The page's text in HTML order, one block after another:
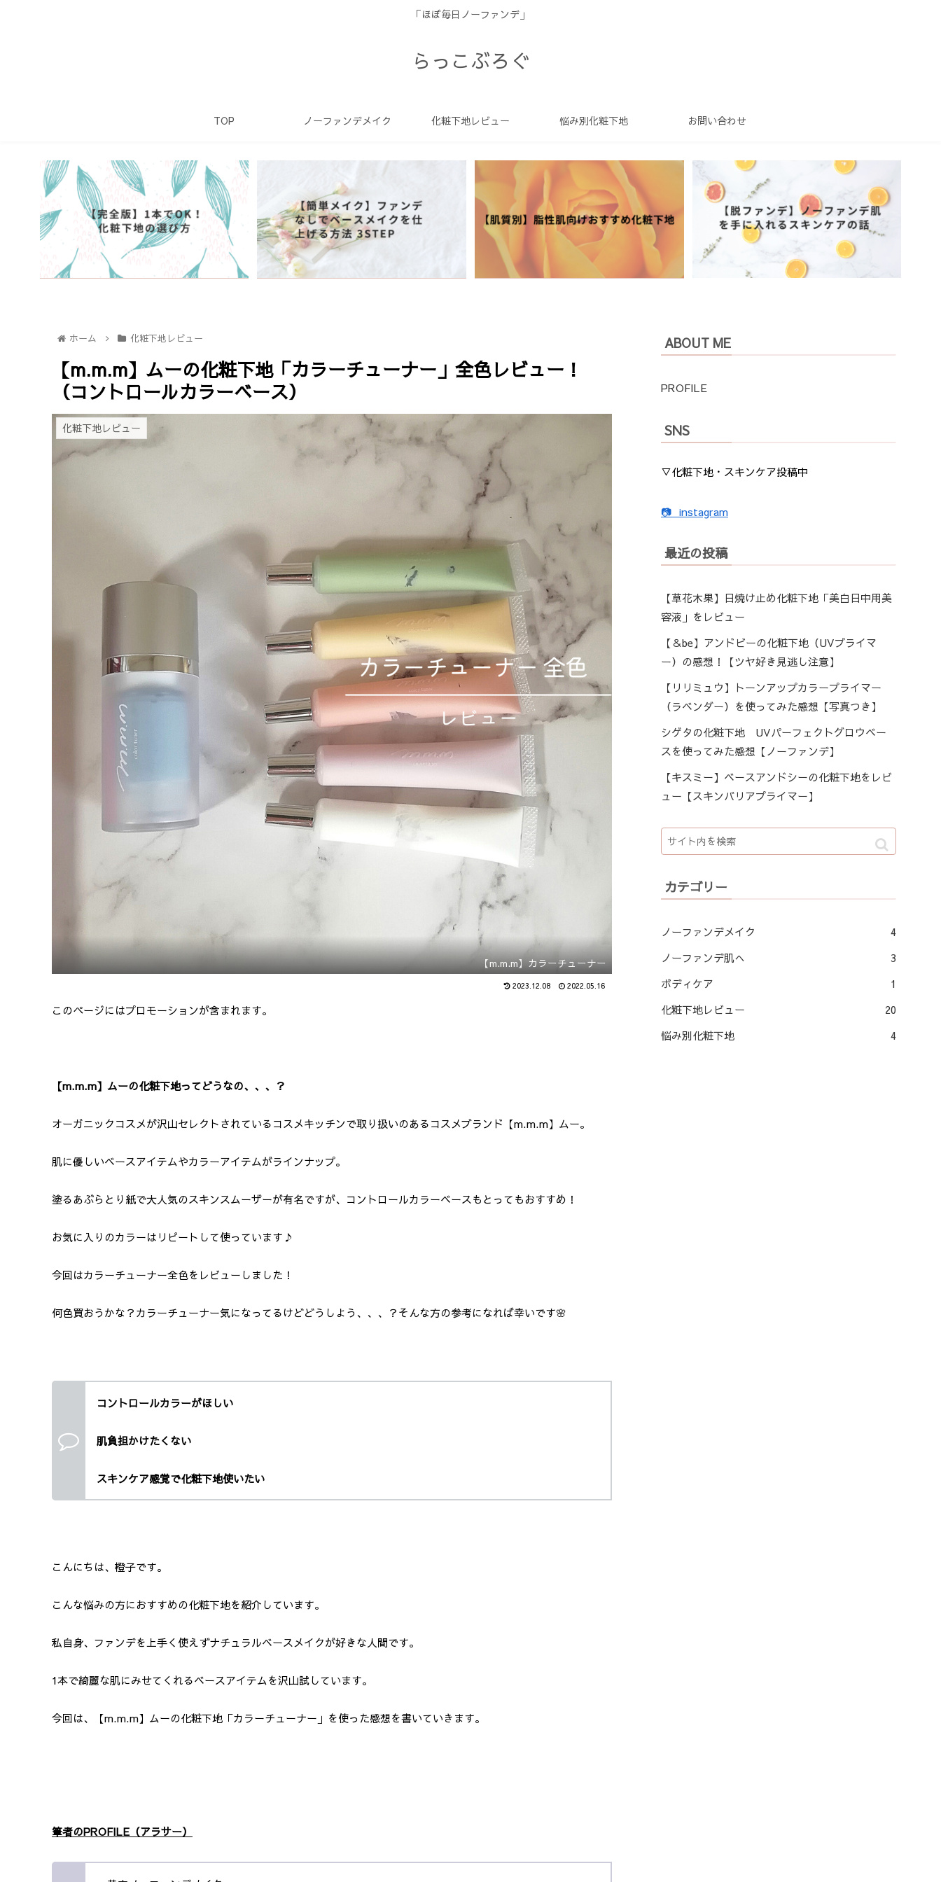
「ほぼ毎日ノーファンデ」
らっこぶろぐ
TOP ノーファンデメイク 化粧下地レビュー 悩み別化粧下地 お問い合わせ
ホーム 化粧下地レビュー
【m.m.m】ムーの化粧下地「カラーチューナー」全色レビュー！
（コントロールカラーベース）
化粧下地レビュー
【m.m.m】カラーチューナー
2023.12.08 2022.05.16
このページにはプロモーションが含まれます。
【m.m.m】ムーの化粧下地ってどうなの、、、？
オーガニックコスメが沢山セレクトされているコスメキッチンで取り扱いのあるコスメブランド【m.m.m】ムー。
肌に優しいベースアイテムやカラーアイテムがラインナップ。
塗るあぶらとり紙で大人気のスキンスムーザーが有名ですが、コントロールカラーベースもとってもおすすめ！
お気に入りのカラーはリピートして使っています♪
今回はカラーチューナー全色をレビューしました！
何色買おうかな？カラーチューナー気になってるけどどうしよう、、、？そんな方の参考になれば幸いです🌸
コントロールカラーがほしい
肌負担かけたくない
スキンケア感覚で化粧下地使いたい
こんにちは、橙子です。
こんな悩みの方におすすめの化粧下地を紹介しています。
私自身、ファンデを上手く使えずナチュラルベースメイクが好きな人間です。
1本で綺麗な肌にみせてくれるベースアイテムを沢山試しています。
今回は、【m.m.m】ムーの化粧下地「カラーチューナー」を使った感想を書いていきます。
筆者のPROFILE（アラサー）
ABOUT ME
PROFILE
SNS
▽化粧下地・スキンケア投稿中
📷 instagram
最近の投稿
【草花木果】日焼け止め化粧下地「美白日中用美
容液」をレビュー
【＆be】アンドビーの化粧下地（UVプライマ
ー）の感想！【ツヤ好き見逃し注意】
【リリミュウ】トーンアップカラープライマー
（ラベンダー）を使ってみた感想【写真つき】
シゲタの化粧下地 UVパーフェクトグロウベー
スを使ってみた感想【ノーファンデ】
【キスミー】ベースアンドシーの化粧下地をレビ
ュー【スキンバリアプライマー】
カテゴリー
ノーファンデメイク
4
ノーファンデ肌へ
3
ボディケア
1
化粧下地レビュー
20
悩み別化粧下地
4